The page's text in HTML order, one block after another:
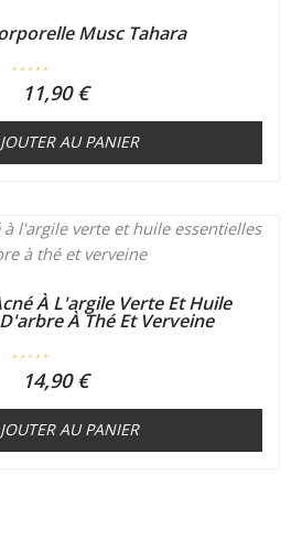
Musc Tahara
0
s
11,90€
AU PANIER
À L'argile Verte Et Huile
À Thé Et Verveine
0
s
14,90€
AU PANIER